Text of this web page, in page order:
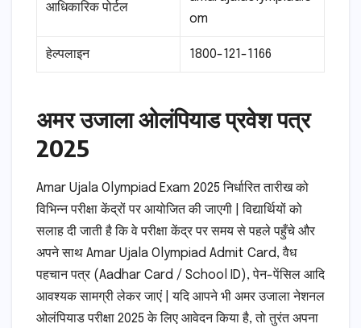
आधिकारिक पोर्टल
om
हेल्पलाइन 1800-121-1166
अमर उजाला ओलंपियाड प्रवेश पत्र
2025
Amar Ujala Olympiad Exam 2025 निर्धारित तारीख को
विभिन्न परीक्षा केंद्रों पर आयोजित की जाएगी | विद्यार्थियों को
सलाह दी जाती है कि वे परीक्षा केंद्र पर समय से पहले पहुँचे और
अपने साथ Amar Ujala Olympiad Admit Card, वैध
पहचान पत्र (Aadhar Card / School ID), पेन-पेंसिल आदि
आवश्यक सामग्री लेकर जाएं | यदि आपने भी अमर उजाला नेशनल
ओलंपियाड परीक्षा 2025 के लिए आवेदन किया है, तो तुरंत अपना